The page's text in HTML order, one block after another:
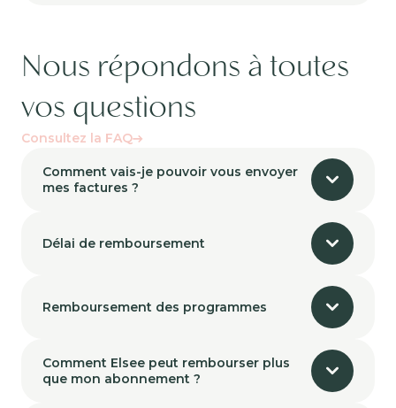
Nous répondons à toutes
vos questions
Consultez la FAQ
Comment vais-je pouvoir vous envoyer
mes factures ?
Délai de remboursement
Remboursement des programmes
Comment Elsee peut rembourser plus
que mon abonnement ?